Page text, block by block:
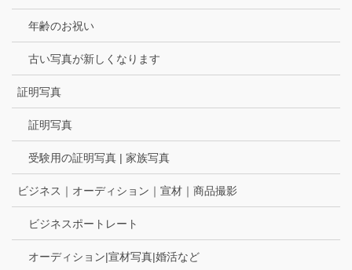
年齢のお祝い
古い写真が新しくなります
証明写真
証明写真
受験用の証明写真 | 家族写真
ビジネス｜オーディション｜宣材｜商品撮影
ビジネスポートレート
オーディション|宣材写真|婚活など